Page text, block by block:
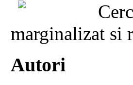
marginalizat si
Autori